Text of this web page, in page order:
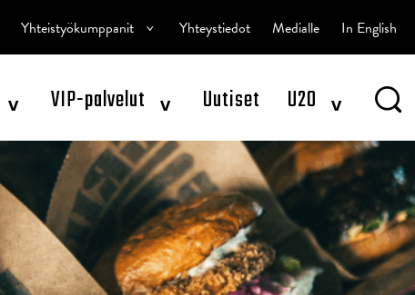
^ VIP-palvelut ^ Uutiset U20 ^
Yhteistyökumppanit ^ Yhteystiedot Medialle In English